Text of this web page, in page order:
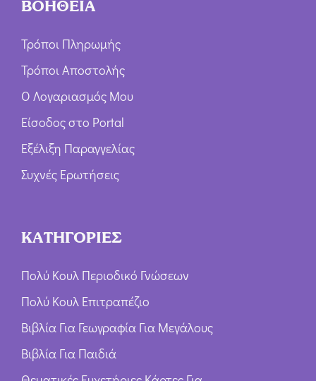
ΒΟΗΘΕΙΑ
Τρόποι Πληρωμής
Τρόποι Αποστολής
Ο Λογαριασμός Μου
Είσοδος στο Portal
Εξέλιξη Παραγγελίας
Συχνές Ερωτήσεις
ΚΑΤΗΓΟΡΙΕΣ
Πολύ Κουλ Περιοδικό Γνώσεων
Πολύ Κουλ Επιτραπέζιο
Βιβλία Για Γεωγραφία Για Μεγάλους
Βιβλία Για Παιδιά